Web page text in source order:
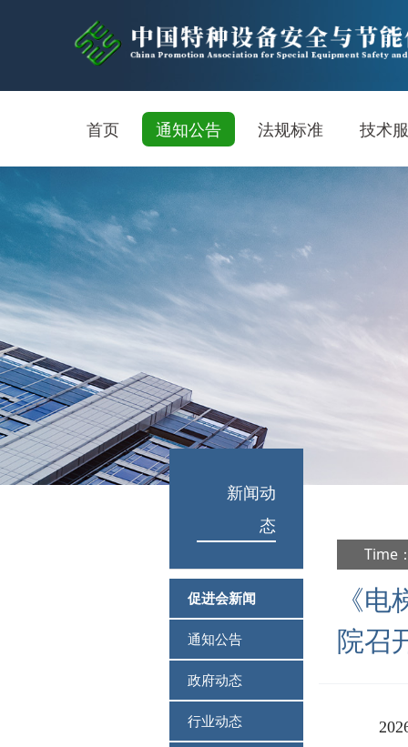
首页 通知公告 法规标准 技术
新闻动
态
促进会新闻
通知公告
政府动态
行业动态
Time
《
院召